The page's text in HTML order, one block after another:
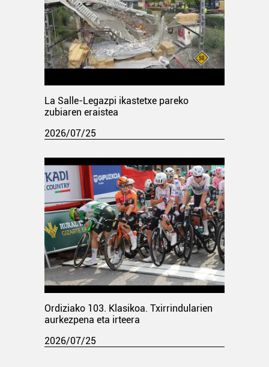
La Salle-Legazpi ikastetxe pareko
zubiaren eraistea
2026/07/25
Ordiziako 103. Klasikoa. Txirrindularien
aurkezpena eta irteera
2026/07/25